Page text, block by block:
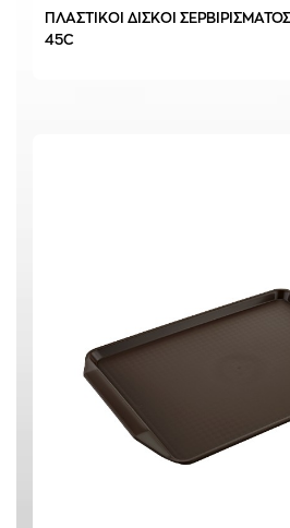
ΠΛΑΣΤΙΚΟΙ ΔΙΣΚΟΙ ΣΕΡΒΙΡΙΣΜΑΤΟΣ
45C